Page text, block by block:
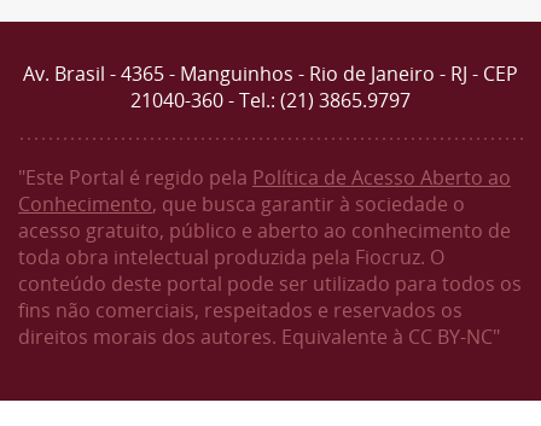
Av. Brasil - 4365 - Manguinhos - Rio de Janeiro - RJ - CEP
21040-360 - Tel.: (21) 3865.9797
"Este Portal é regido pela Política de Acesso Aberto ao
Conhecimento, que busca garantir à sociedade o
acesso gratuito, público e aberto ao conhecimento de
toda obra intelectual produzida pela Fiocruz. O
conteúdo deste portal pode ser utilizado para todos os
fins não comerciais, respeitados e reservados os
direitos morais dos autores. Equivalente à CC BY-NC"